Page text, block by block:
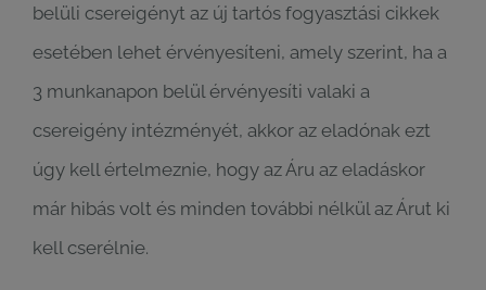
belüli csereigényt az új tartós fogyasztási cikkek
esetében lehet érvényesíteni, amely szerint, ha a
3 munkanapon belül érvényesíti valaki a
csereigény intézményét, akkor az eladónak ezt
úgy kell értelmeznie, hogy az Áru az eladáskor
már hibás volt és minden további nélkül az Árut ki
kell cserélnie.